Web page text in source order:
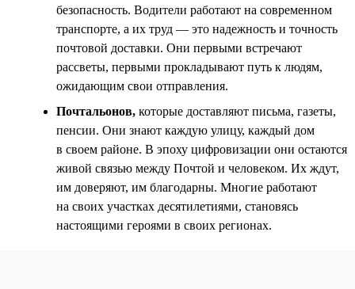
безопасность. Водители работают на современном
транспорте, а их труд — это надежность и точность
почтовой доставки. Они первыми встречают
рассветы, первыми прокладывают путь к людям,
ожидающим свои отправления.
Почтальонов, которые доставляют письма, газеты,
пенсии. Они знают каждую улицу, каждый дом
в своем районе. В эпоху цифровизации они остаются
живой связью между Почтой и человеком. Их ждут,
им доверяют, им благодарны. Многие работают
на своих участках десятилетиями, становясь
настоящими героями в своих регионах.